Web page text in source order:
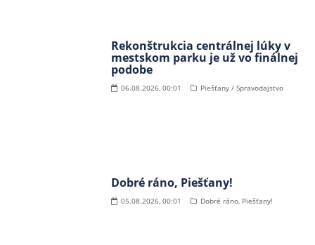
Rekonštrukcia centrálnej lúky v
mestskom parku je už vo finálnej
podobe
06.08.2026, 00:01 Piešťany / Spravodajstvo
Dobré ráno, Piešťany!
05.08.2026, 00:01 Dobré ráno, Piešťany!